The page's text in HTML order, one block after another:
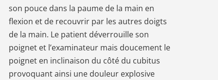
son pouce dans la paume de la main en
flexion et de recouvrir par les autres doigts
de la main. Le patient déverrouille son
poignet et l’examinateur mais doucement le
poignet en inclinaison du côté du cubitus
provoquant ainsi une douleur explosive